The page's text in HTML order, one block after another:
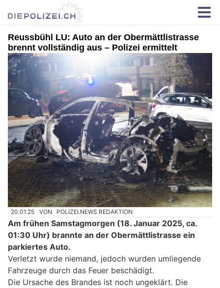
Reussbühl LU: Auto an der Obermättlistrasse
brennt vollständig aus – Polizei ermittelt
20.01.25 VON POLIZEI.NEWS REDAKTION
Am frühen Samstagmorgen (18. Januar 2025, ca.
01:30 Uhr) brannte an der Obermättlistrasse ein
parkiertes Auto.
Verletzt wurde niemand, jedoch wurden umliegende
Fahrzeuge durch das Feuer beschädigt.
Die Ursache des Brandes ist noch ungeklärt. Die